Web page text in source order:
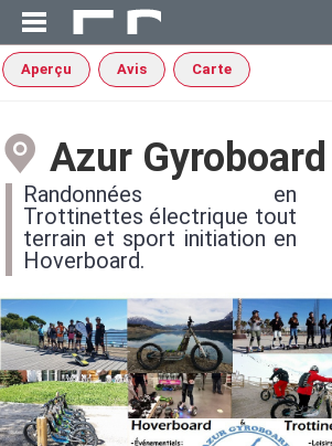
Aperçu Avis Carte
Azur Gyroboard
Randonnées en
Trottinettes électrique tout
terrain et sport initiation en
Hoverboard.